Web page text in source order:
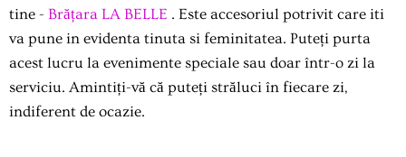
tine - Brățara LA BELLE . Este accesoriul potrivit care iti
va pune in evidenta tinuta si feminitatea. Puteți purta
acest lucru la evenimente speciale sau doar într-o zi la
serviciu. Amintiți-vă că puteți străluci în fiecare zi,
indiferent de ocazie.